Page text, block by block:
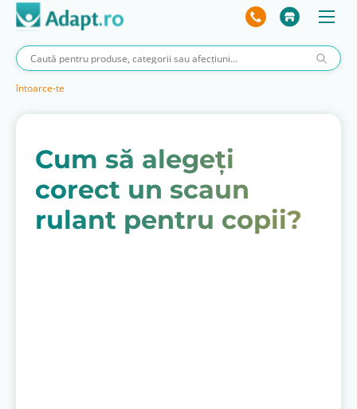
întoarce-te
Cum să alegeți
corect un scaun
rulant pentru copii?